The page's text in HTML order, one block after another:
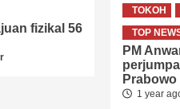
fizikal 56
TOKOH
TOP
PM
Prabowo
1 year